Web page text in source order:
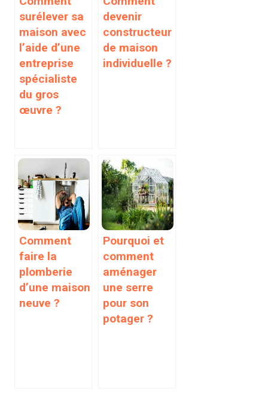
surélever sa
maison avec
l’aide d’une
entreprise
spécialiste
du gros
œuvre ?
devenir
constructeur
de maison
individuelle ?
Comment
faire la
plomberie
d’une maison
neuve ?
Pourquoi et
comment
aménager
une serre
pour son
potager ?